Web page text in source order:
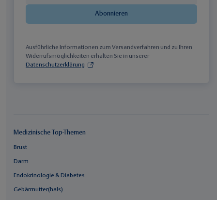
Abonnieren
Ausführliche Informationen zum Versandverfahren und zu Ihren
Widerrufsmöglichkeiten erhalten Sie in unserer
Datenschutzerklärung
Medizinische Top-Themen
Brust
Darm
Endokrinologie & Diabetes
Gebärmutter(hals)